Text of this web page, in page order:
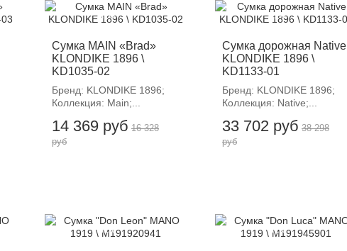
Сумка MAIN «Brad»
KLONDIKE 1896 \
KD1035-02
Бренд: KLONDIKE 1896;
Коллекция: Main;...
14 369 руб
-12%
16 328
руб
Сумка дорожная Native
KLONDIKE 1896 \
KD1133-01
Бренд: KLONDIKE 1896;
Коллекция: Native;...
33 702 руб
-12%
38 298
руб
-12% -12%